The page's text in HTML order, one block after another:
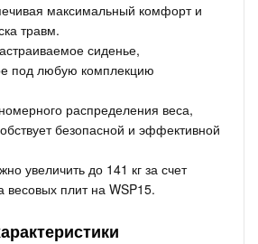
максимальный комфорт и
травм.
сиденье,
под любую комплекцию
распределения веса,
безопасной и эффективной
увеличить до 141 кг за счет
весовых плит на WSP15.